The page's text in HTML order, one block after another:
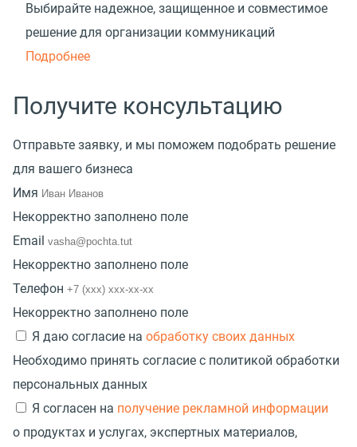
Выбирайте надежное, защищенное и совместимое
решение для организации коммуникаций
Подробнее
Получите консультацию
Отправьте заявку, и мы поможем подобрать решение
для вашего бизнеса
Имя
Некорректно заполнено поле
Email
Некорректно заполнено поле
Телефон
Некорректно заполнено поле
Я даю согласие на обработку своих данных
Необходимо принять согласие с политикой обработки
персональных данных
Я согласен на получение рекламной информации
о продуктах и услугах, экспертных материалов,